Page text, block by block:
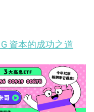
資本的成功之道